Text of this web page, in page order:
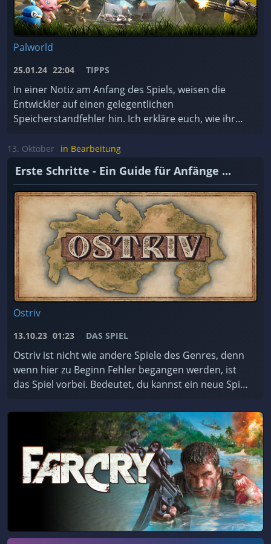
Palworld
25.01.24 22:04 TIPPS
In einer Notiz am Anfang des Spiels, weisen die
Entwickler auf einen gelegentlichen
Speicherstandfehler hin. Ich erkläre euch, wie ihr
achten müsst. ...
13. Oktober in Bearbeitung
Erste Schritte - Ein Guide für Anfänge ...
Ostriv
13.10.23 01:23 DAS SPIEL
Ostriv ist nicht wie andere Spiele des Genres, denn
wenn hier zu Beginn Fehler begangen werden, ist
das Spiel vorbei. Bedeutet, du kannst ein neue Spiel